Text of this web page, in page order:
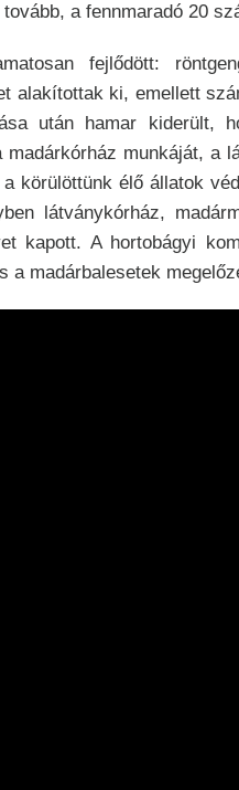
a fennmaradó 20
fejlődött:
alakítottak ki, emellett
után hamar kiderült,
munkáját, a
körülöttünk élő állatok
látványkórház,
kapott. A hortobágyi
a madárbalesetek